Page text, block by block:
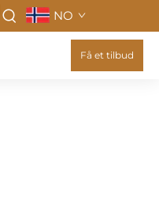
NO
Få et tilbud